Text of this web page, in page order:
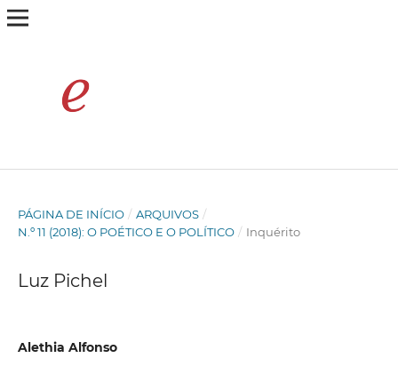
PÁGINA DE INÍCIO / ARQUIVOS /
N.º 11 (2018): O POÉTICO E O POLÍTICO / Inquérito
Luz Pichel
Alethia Alfonso